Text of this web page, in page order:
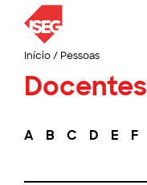
Início/ Pessoas
Docentes
A B C D E F